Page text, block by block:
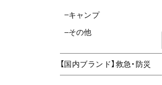
キャンプ
その他
【国内ブランド】救急・防災